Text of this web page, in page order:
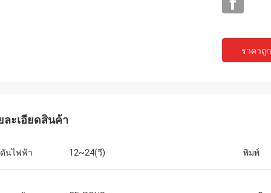
การจัดส่ง คนขับทำงานเหมือนที่เราตกลงกัน!
ผลิตภัณฑ์ใช้งานได้ตาม
อย่างดี ผู้ขายตอบกลับอย่างรวดเร็วและช่วย
ราคาถู
ละเอียดสินค้า
นไฟฟ้า 12~24(วี) พิมพ์